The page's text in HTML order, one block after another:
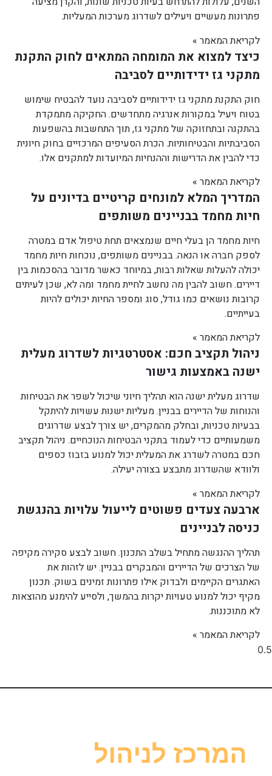
פתרונות מעשיים ויעילים לשדרוג מערכות המעליות.
לקריאת המאמר »
כיצד למצוא את המומחה המתאים לחוק התקנת
מתקני גז ידידותיים לסביבה
חוק התקנת מתקני גז ידידותיים לסביבה נועד להבטיח שימוש
בטוח ויעיל במקורות אנרגיה מתחדשים. החקיקה מתמקדת
בהתקנה ובתחזוקה של מתקני גז, תוך התחשבות בהשפעות
הסביבתיות והבטיחותיות. הכרת הסעיפים המרכזיים בחוק חיונית
כדי להבין את הדרישות וההנחיות המיועדות למתקנים אלו.
לקריאת המאמר »
המדריך המלא למונחים קריטיים בדיונים על
חיות מחמד בבניינים משותפים
חיות מחמד הן בעלי חיים שנמצאים תחת טיפול אדם במטרה
לספק חברה או הנאה. בבניינים משותפים, נוכחות חיות מחמד
יכולה להעלות שאלות רבות, במיוחד כאשר מדובר בהסכמות בין
דיירים. חשוב להבין מה נחשב לחיית מחמד ומה לא, שכן לעיתים
קרובות נושאים כמו גודל, סוג ומספר החיות יכולים להיות
בעייתיים.
לקריאת המאמר »
ניהול תקציב חכם: אסטרטגיות לשדרוג מעלית
ישנה באמצעות גישור
שדרוג מעלית ישנה הוא תהליך חיוני שיכול לשפר את הבטיחות
והנוחות של הדיירים בבניין. מעליות ישנות עשויות להיתקל
בבעיות טכניות, ובחלק מהמקרים, יש צורך לבצע שדרוגים
משמעותיים כדי לעמוד בתקני הבטיחות הנוכחיים. ניהול תקציב
חכם במטרה לשדרג את המעלית יכול למנוע בזבוז כספים
ולוודא שהשדרוג מתבצע בצורה יעילה.
לקריאת המאמר »
ארבעה צעדים פשוטים לייעול עלויות בהנגשת
כניסה לבניינים
תהליך ההנגשה מתחיל בשלב התכנון. חשוב לבצע סקירה מקיפה
של הצרכים של הדיירים והמבקרים בבניין. יש לזהות את
האתגרים הקיימים ולבדוק אילו פתרונות זמינים בשוק. תכנון
מקיף יכול למנוע טעויות יקרות בהמשך, ולסייע להימנע מהוצאות
לא מתוכננות.
לקריאת המאמר »